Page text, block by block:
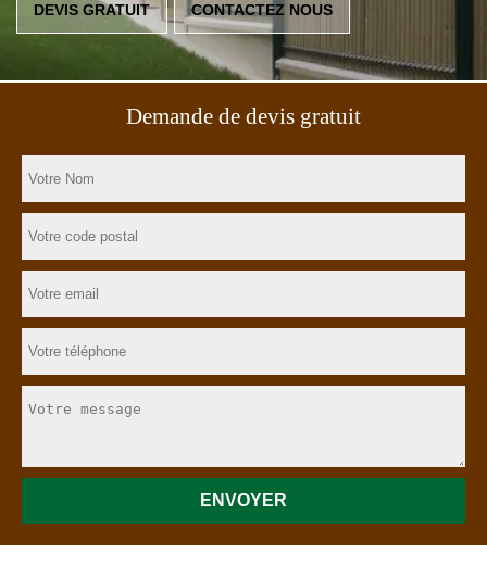
DEVIS GRATUIT CONTACTEZ NOUS
Demande de devis gratuit